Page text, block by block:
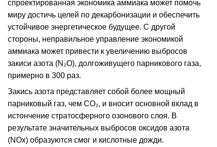
спроектированная экономика аммиака может помочь
миру достичь целей по декарбонизации и обеспечить
устойчивое энергетическое будущее. С другой
стороны, неправильное управление экономикой
аммиака может привести к увеличению выбросов
закиси азота (N₂O), долгоживущего парникового газа,
примерно в 300 раз.
Закись азота представляет собой более мощный
парниковый газ, чем CO₂, и вносит основной вклад в
истончение стратосферного озонового слоя. В
результате значительных выбросов оксидов азота
(NOх) образуются смог и кислотные дожди.